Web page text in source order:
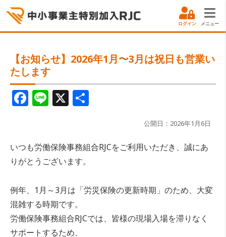
ログイン メニュー
【お知らせ】2026年1月〜3月は祝日も営業い
たします
F
a
e
b
o
k
Li
n
X
公開日：2026年1月6日
いつも労働保険事務組合RJCをご利用いただき、誠にあ
りがとうございます。
例年、1月～3月は「労災保険の更新時期」のため、大変
混雑する時期です。
労働保険事務組合RJCでは、皆様の現場入場を滞りなく
サポートするため、